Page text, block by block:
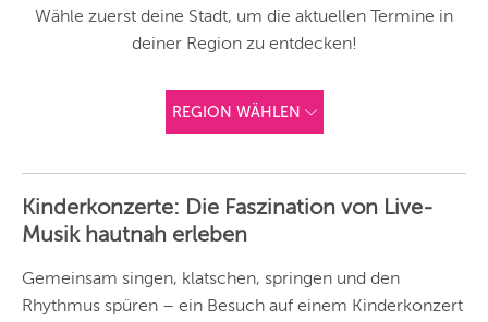
Wähle zuerst deine Stadt, um die aktuellen Termine in
deiner Region zu entdecken!
REGION WÄHLEN
Vorschlag basierend
auf deinem Standort
Hier findest du vor
Angebote und
Angebote außerhalb
unserer Städte.
Kinderkonzerte: Die Faszination von Live-
Musik hautnah erleben
Gemeinsam singen, klatschen, springen und den
Rhythmus spüren – ein Besuch auf einem Kinderkonzert